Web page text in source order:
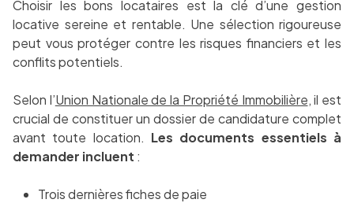
Choisir les bons locataires est la clé d’une gestion
locative sereine et rentable. Une sélection rigoureuse
peut vous protéger contre les risques financiers et les
conflits potentiels.
Selon l’Union Nationale de la Propriété Immobilière, il est
crucial de constituer un dossier de candidature complet
avant toute location. Les documents essentiels à
demander incluent :
Trois dernières fiches de paie